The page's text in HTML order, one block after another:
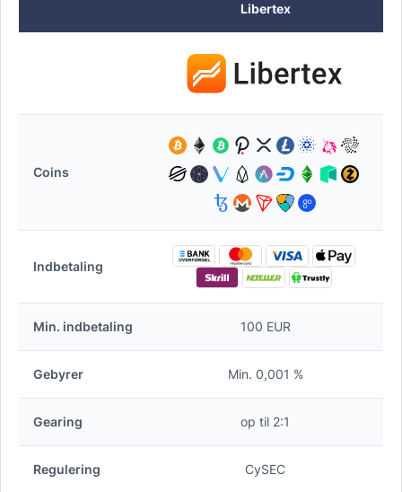
Libertex
Coins
Indbetaling
Min. indbetaling 100 EUR
Gebyrer Min. 0,001 %
Gearing op til 2:1
Regulering CySEC